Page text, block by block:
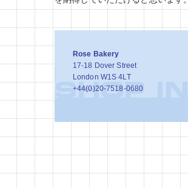
Rose Bakery
17-18 Dover Street
London W1S 4LT
+44(0)20-7518-0680